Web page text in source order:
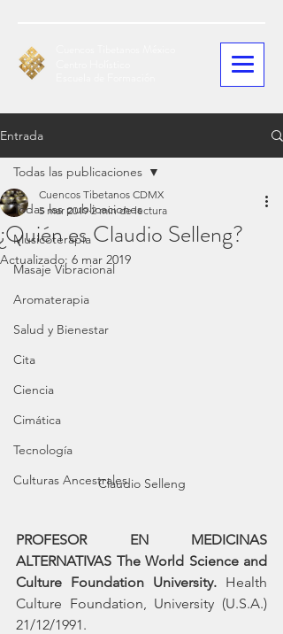
Entrada
Todas las publicaciones
Musicoterapia
Masaje Vibracional
Aromaterapia
Salud y Bienestar
Cita
Ciencia
Cimática
Tecnología
Culturas Ancestrales
Todas las publicaciones
¿Quién es Claudio Selleng?
Cuencos Tibetanos CDMX
5 mar 2019 2 min de lectura
Actualizado: 6 mar 2019
Claudio Selleng
PROFESOR EN MEDICINAS
ALTERNATIVAS The World Science and
Culture Foundation University. Health
Culture Foundation, University (U.S.A.)
21/12/1991.